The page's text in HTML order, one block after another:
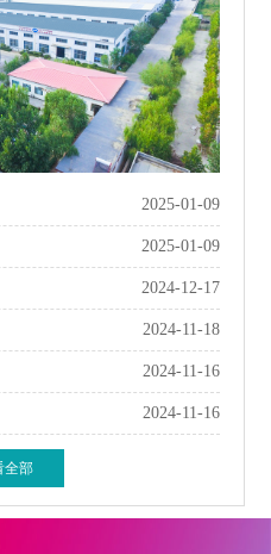
2025-01-09
2025-01-09
2024-12-17
2024-11-18
2024-11-16
2024-11-16
全部